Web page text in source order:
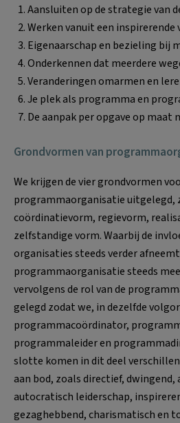
Aansluiten op de strategie van
Werken vanuit een inspirerende
Eigenaarschap en bezieling bij
Onderkennen dat meerdere
Veranderingen omarmen en
Je plek als programma en
De aanpak per opgave op maat
Grondvormen van
We krijgen de vier grondvormen
programmaorganisatie uitgelegd,
coördinatievorm, regievorm,
zelfstandige vorm. Waarbij de
organisaties steeds verder
programmaorganisatie steeds
vervolgens de rol van de
gelegd zodat we, in dezelfde
programmacoördinator,
programmaleider en
slotte komen in dit deel
aan bod, zoals directief,
autocratisch leiderschap,
gezaghebbend, charismatisch en